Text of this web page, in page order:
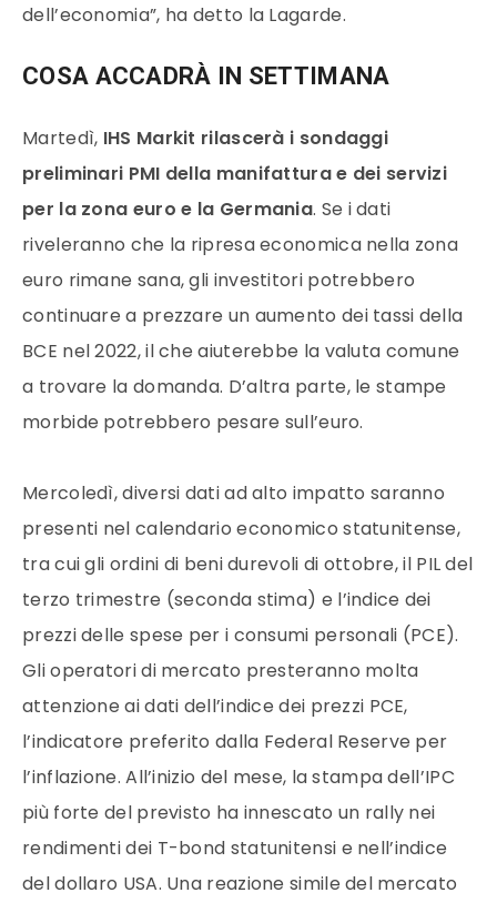
dell’economia”, ha detto la Lagarde.
COSA ACCADRÀ IN SETTIMANA
Martedì, IHS Markit rilascerà i sondaggi
preliminari PMI della manifattura e dei servizi
per la zona euro e la Germania. Se i dati
riveleranno che la ripresa economica nella zona
euro rimane sana, gli investitori potrebbero
continuare a prezzare un aumento dei tassi della
BCE nel 2022, il che aiuterebbe la valuta comune
a trovare la domanda. D’altra parte, le stampe
morbide potrebbero pesare sull’euro.
Mercoledì, diversi dati ad alto impatto saranno
presenti nel calendario economico statunitense,
tra cui gli ordini di beni durevoli di ottobre, il PIL del
terzo trimestre (seconda stima) e l’indice dei
prezzi delle spese per i consumi personali (PCE).
Gli operatori di mercato presteranno molta
attenzione ai dati dell’indice dei prezzi PCE,
l’indicatore preferito dalla Federal Reserve per
l’inflazione. All’inizio del mese, la stampa dell’IPC
più forte del previsto ha innescato un rally nei
rendimenti dei T-bond statunitensi e nell’indice
del dollaro USA. Una reazione simile del mercato